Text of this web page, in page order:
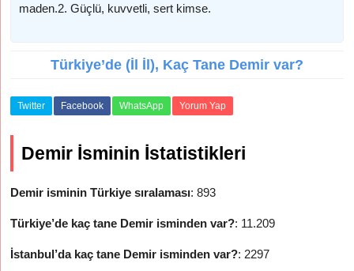
maden.2. Güçlü, kuvvetli, sert kimse.
Türkiye’de (İl İl), Kaç Tane Demir var?
Twitter Facebook WhatsApp Yorum Yap
Demir İsminin İstatistikleri
Demir isminin Türkiye sıralaması: 893
Türkiye’de kaç tane Demir isminden var?: 11.209
İstanbul’da kaç tane Demir isminden var?: 2297